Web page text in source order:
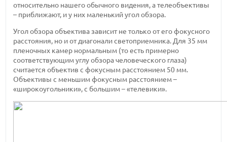
относительно нашего обычного видения, а телеобъективы
– приближают, и у них маленький угол обзора.
Угол обзора объектива зависит не только от его фокусного
расстояния, но и от диагонали светоприемника. Для 35 мм
пленочных камер нормальным (то есть примерно
соответствующим углу обзора человеческого глаза)
считается объектив с фокусным расстоянием 50 мм.
Объективы с меньшим фокусным расстоянием –
«широкоугольники», с большим – «телевики».